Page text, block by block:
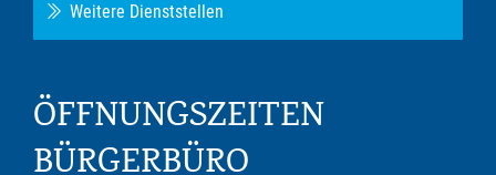
Weitere Dienststellen
ÖFFNUNGSZEITEN